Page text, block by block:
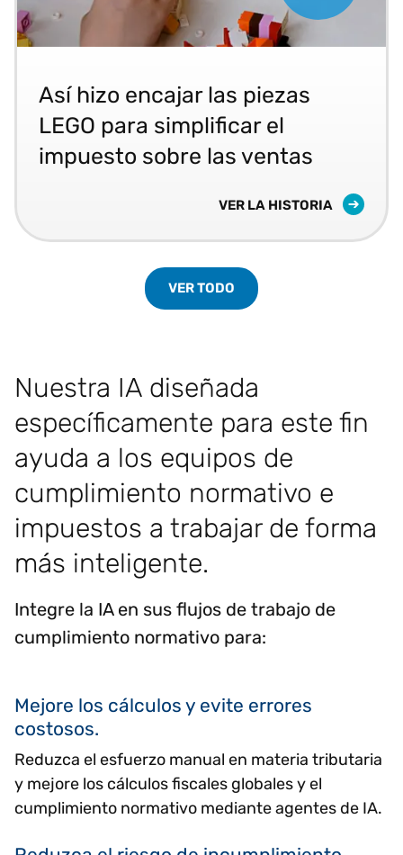
Así hizo encajar las piezas
LEGO para simplificar el
impuesto sobre las ventas
LEGO ofrece una experiencia de compra online
ASÍ HIZO ENCAJAR LAS
VER LA HISTORIA
VER TODO
Nuestra IA diseñada
específicamente para este fin
ayuda a los equipos de
cumplimiento normativo e
impuestos a trabajar de forma
más inteligente.
Integre la IA en sus flujos de trabajo de
cumplimiento normativo para:
Mejore los cálculos y evite errores
costosos.
Reduzca el esfuerzo manual en materia tributaria
y mejore los cálculos fiscales globales y el
cumplimiento normativo mediante agentes de IA.